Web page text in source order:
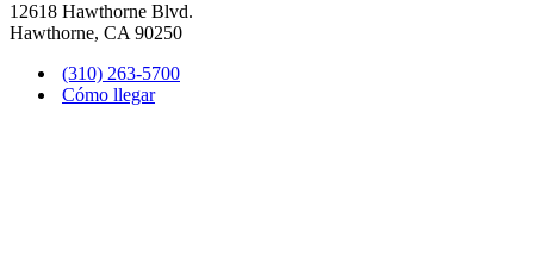
12618 Hawthorne Blvd.
Hawthorne, CA 90250
(310) 263-5700
Cómo llegar